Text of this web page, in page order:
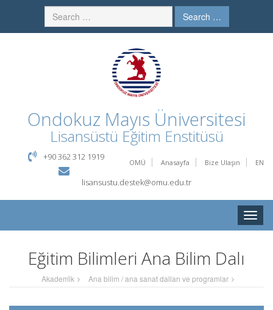
Search …
Ondokuz Mayıs Üniversitesi
Lisansüstü Eğitim Enstitüsü
OMÜ Anasayfa Bize Ulaşın EN
+90 362 312 1919
lisansustu.destek@omu.edu.tr
Toggle
Eğitim Bilimleri Ana Bilim Dalı
Akademi̇k Ana bilim / ana sanat dalları ve programlar